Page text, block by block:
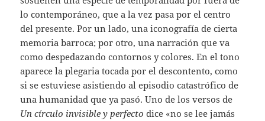
lo contemporáneo, que a la vez pasa por el centro
del presente. Por un lado, una iconografía de cierta
memoria barroca; por otro, una narración que va
como despedazando contornos y colores. En el tono
aparece la plegaria tocada por el descontento, como
si se estuviese asistiendo al episodio catastrófico de
una humanidad que ya pasó. Uno de los versos de
Un círculo invisible y perfecto dice «no se lee jamás